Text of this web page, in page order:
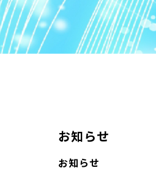
お知らせ
お知らせ